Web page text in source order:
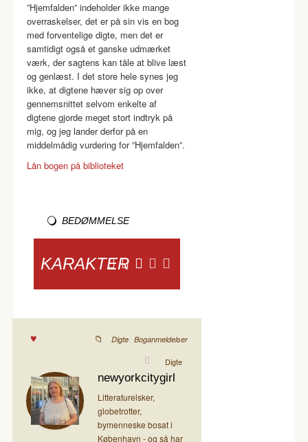
”Hjemfalden” indeholder ikke mange
overraskelser, det er på sin vis en bog
med forventelige digte, men det er
samtidigt også et ganske udmærket
værk, der sagtens kan tåle at blive læst
og genlæst. I det store hele synes jeg
ikke, at digtene hæver sig op over
gennemsnittet selvom enkelte af
digtene gjorde meget stort indtryk på
mig, og jeg lander derfor på en
middelmådig vurdering for ”Hjemfalden”.
Lån bogen på biblioteket
BEDØMMELSE
KARAKTER
Digte, Boganmeldelser
Digte
newyorkcitygirl
Litteraturelsker,
globetrotter,
bymenneske bosat i
København - og så har